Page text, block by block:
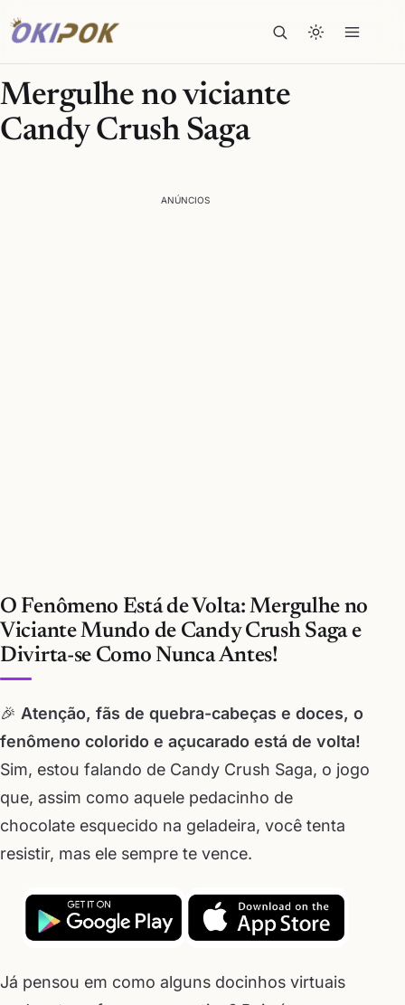
Mergulhe no viciante
Candy Crush Saga
ANÚNCIOS
O Fenômeno Está de Volta: Mergulhe no
Viciante Mundo de Candy Crush Saga e
Divirta-se Como Nunca Antes!
🎉 Atenção, fãs de quebra-cabeças e doces, o
fenômeno colorido e açucarado está de volta!
Sim, estou falando de Candy Crush Saga, o jogo
que, assim como aquele pedacinho de
chocolate esquecido na geladeira, você tenta
resistir, mas ele sempre te vence.
Já pensou em como alguns docinhos virtuais